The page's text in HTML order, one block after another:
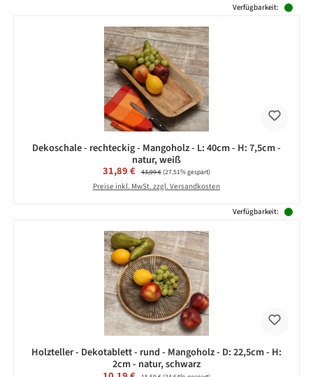
Verfügbarkeit:
Dekoschale - rechteckig - Mangoholz - L: 40cm - H: 7,5cm -
natur, weiß
Verkaufspreis:
31,89 € Regulärer Preis:
43,99 €(27.51% gespart)
Preise inkl. MwSt. zzgl. Versandkosten
Verfügbarkeit:
Holzteller - Dekotablett - rund - Mangoholz - D: 22,5cm - H:
2cm - natur, schwarz
Regulärer Preis: